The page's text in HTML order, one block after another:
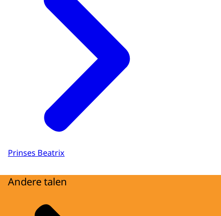
Prinses Beatrix
Andere talen